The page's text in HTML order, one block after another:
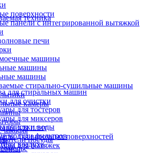
техника
поверхности
панели с интегрированной вытяжкой
печи
машины
машины
машины
стирально-сушильные машины
камеры
шкафы
посуды
воздуха
очистки воды
модули фильтров
для тостеров
для миксеров
для плит
для варочных поверхностей
для вытяжек
для стиральных машин
для очистки